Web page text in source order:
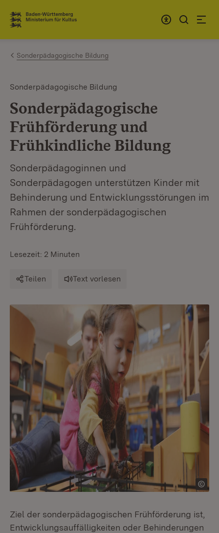
Zum Inhalt springen
Link zur Startseite
Sonderpädagogische Bildung
Sonderpädagogische Bildung
Sonderpädagogische
Frühförderung und
Frühkindliche Bildung
Sonderpädagoginnen und
Sonderpädagogen unterstützen Kinder mit
Behinderung und Entwicklungsstörungen im
Rahmen der sonderpädagogischen
Frühförderung.
Lesezeit: 2 Minuten
Teilen Text vorlesen
Ziel der sonderpädagogischen Frühförderung ist,
Entwicklungsauffälligkeiten oder Behinderungen